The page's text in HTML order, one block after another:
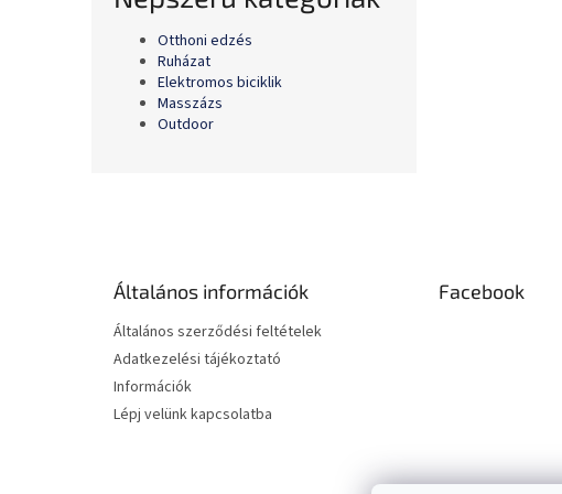
Otthoni edzés
Ruházat
Elektromos biciklik
Masszázs
Outdoor
Általános információk
Általános szerződési feltételek
Adatkezelési tájékoztató
Információk
Lépj velünk kapcsolatba
Facebook